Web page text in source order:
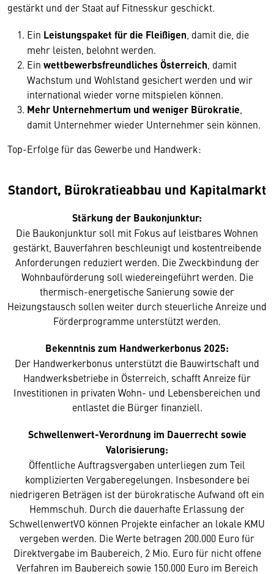
gestärkt und der Staat auf Fitnesskur geschickt.
Ein Leistungspaket für die Fleißigen , damit die, die
mehr leisten, belohnt werden.
Ein wettbewerbsfreundliches Österreich , damit
Wachstum und Wohlstand gesichert werden und wir
international wieder vorne mitspielen können.
Mehr Unternehmertum und weniger Bürokratie
damit Unternehmer wieder Unternehmer sein können.
Top-Erfolge für das Gewerbe und Handwerk:
Standort, Bürokratieabbau und Kapitalmarkt
Stärkung der Baukonjunktur:
Die Baukonjunktur soll mit Fokus auf leistbares Wohnen
gestärkt, Bauverfahren beschleunigt und kostentreibende
Anforderungen reduziert werden. Die Zweckbindung der
Wohnbauförderung soll wiedereingeführt werden. Die
thermisch-energetische Sanierung sowie der
Heizungstausch sollen weiter durch steuerliche Anreize und
Förderprogramme unterstützt werden.
Bekenntnis zum Handwerkerbonus 2025:
Der Handwerkerbonus unterstützt die Bauwirtschaft und
Handwerksbetriebe in Österreich, schafft Anreize für
Investitionen in privaten Wohn- und Lebensbereichen und
entlastet die Bürger finanziell.
Schwellenwert-Verordnung im Dauerrecht sowie
Valorisierung:
Öffentliche Auftragsvergaben unterliegen zum Teil
komplizierten Vergaberegelungen. Insbesondere bei
niedrigeren Beträgen ist der bürokratische Aufwand oft ein
Hemmschuh. Durch die dauerhafte Erlassung der
SchwellenwertVO können Projekte einfacher an lokale KMU
vergeben werden. Die Werte betragen 200.000 Euro für
Direktvergabe im Baubereich, 2 Mio. Euro für nicht offene
Verfahren im Baubereich sowie 150.000 Euro im Bereich